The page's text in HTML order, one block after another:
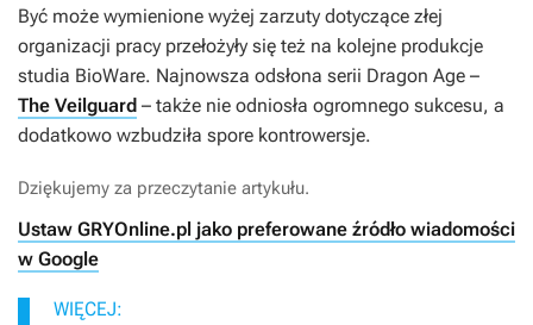
Być może wymienione wyżej zarzuty dotyczące złej
organizacji pracy przełożyły się też na kolejne produkcje
studia BioWare. Najnowsza odsłona serii Dragon Age –
The Veilguard – także nie odniosła ogromnego sukcesu, a
dodatkowo wzbudziła spore kontrowersje.
Dziękujemy za przeczytanie artykułu.
Ustaw GRYOnline.pl jako preferowane źródło wiadomości
w Google
WIĘCEJ: